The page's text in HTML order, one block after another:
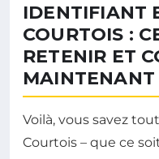
IDENTIFIANT
COURTOIS :
RETENIR ET
MAINTENANT
Voilà, vous savez
Courtois – que ce